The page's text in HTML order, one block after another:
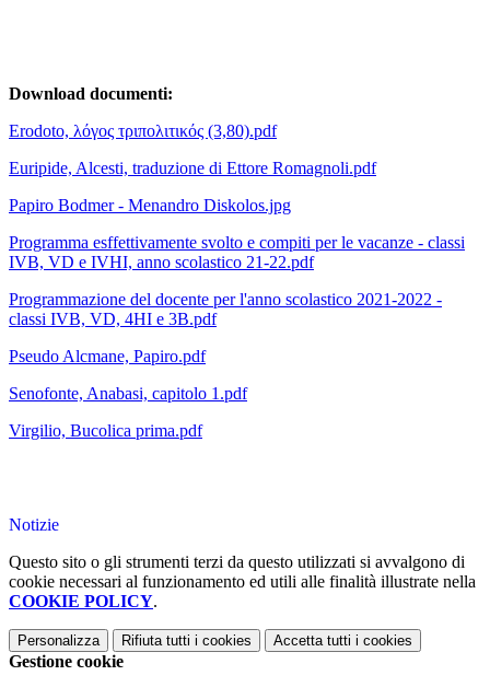
Download documenti:
Erodoto, λόγος τριπολιτικός (3,80).pdf
Euripide, Alcesti, traduzione di Ettore Romagnoli.pdf
Papiro Bodmer - Menandro Diskolos.jpg
Programma esffettivamente svolto e compiti per le vacanze - classi
IVB, VD e IVHI, anno scolastico 21-22.pdf
Programmazione del docente per l'anno scolastico 2021-2022 -
classi IVB, VD, 4HI e 3B.pdf
Pseudo Alcmane, Papiro.pdf
Senofonte, Anabasi, capitolo 1.pdf
Virgilio, Bucolica prima.pdf
Notizie
Questo sito o gli strumenti terzi da questo utilizzati si avvalgono di
cookie necessari al funzionamento ed utili alle finalità illustrate nella
COOKIE POLICY.
Personalizza Rifiuta tutti i cookies Accetta tutti i cookies
Gestione cookie